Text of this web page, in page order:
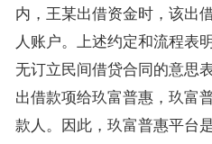
内，王某出借资金时，该出
人账户。上述约定和流程表
无订立民间借贷合同的意思
出借款项给玖富普惠，玖富
款人。因此，玖富普惠平台